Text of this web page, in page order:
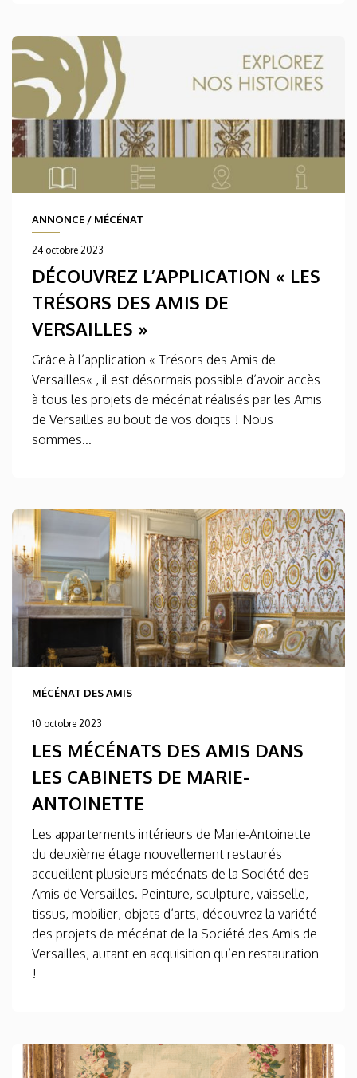
ANNONCE / MÉCÉNAT
24 octobre 2023
DÉCOUVREZ L’APPLICATION « LES
TRÉSORS DES AMIS DE
VERSAILLES »
Grâce à l’application « Trésors des Amis de
Versailles« , il est désormais possible d’avoir accès
à tous les projets de mécénat réalisés par les Amis
de Versailles au bout de vos doigts ! Nous
sommes...
MÉCÉNAT DES AMIS
10 octobre 2023
LES MÉCÉNATS DES AMIS DANS
LES CABINETS DE MARIE-
ANTOINETTE
Les appartements intérieurs de Marie-Antoinette
du deuxième étage nouvellement restaurés
accueillent plusieurs mécénats de la Société des
Amis de Versailles. Peinture, sculpture, vaisselle,
tissus, mobilier, objets d’arts, découvrez la variété
des projets de mécénat de la Société des Amis de
Versailles, autant en acquisition qu’en restauration
!